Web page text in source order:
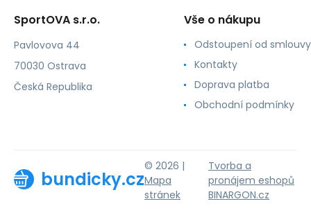
SportOVA s.r.o.
Pavlovova 44
70030 Ostrava
Česká Republika
Vše o nákupu
Odstoupení od smlouvy
Kontakty
Doprava platba
Obchodní podmínky
bundicky.cz
© 2026 |
Mapa
stránek
Tvorba a
pronájem eshopů
BINARGON.cz